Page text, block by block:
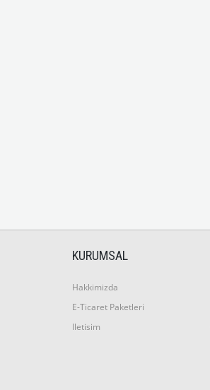
KURUMSAL
Hakkimizda
E-Ticaret Paketleri
Iletisim